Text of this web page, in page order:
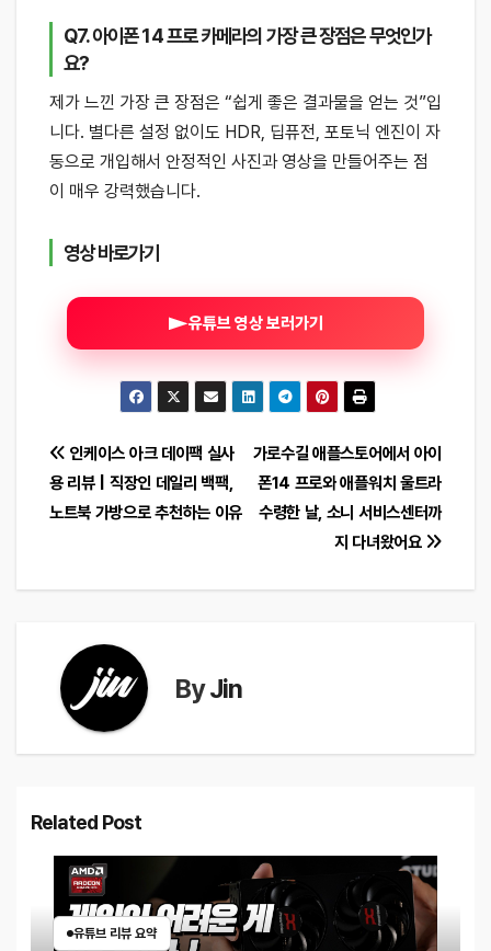
Q7. 아이폰 14 프로 카메라의 가장 큰 장점은 무엇인가
요?
제가 느낀 가장 큰 장점은 “쉽게 좋은 결과물을 얻는 것”입
니다. 별다른 설정 없이도 HDR, 딥퓨전, 포토닉 엔진이 자
동으로 개입해서 안정적인 사진과 영상을 만들어주는 점
이 매우 강력했습니다.
영상 바로가기
유튜브 영상 보러가기
글
탐
가로수길 애플스토어에서 아이
폰14 프로와 애플워치 울트라
수령한 날, 소니 서비스센터까
지 다녀왔어요
인케이스 아크 데이팩 실사
용 리뷰 | 직장인 데일리 백팩,
노트북 가방으로 추천하는 이유
ByJin
Related Post
유튜브 리뷰 요약